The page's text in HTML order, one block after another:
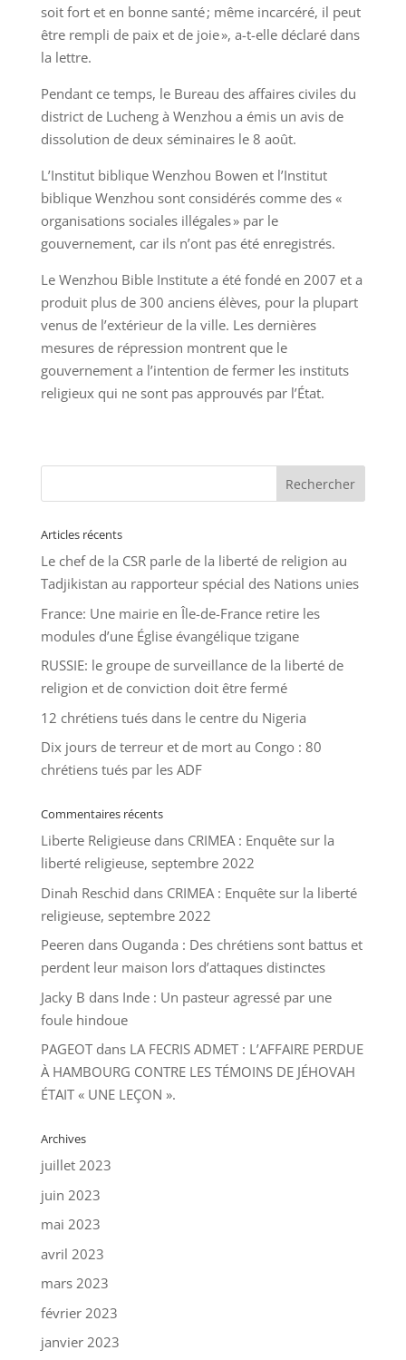
soit fort et en bonne santé ; même incarcéré, il peut
être rempli de paix et de joie », a-t-elle déclaré dans
la lettre.
Pendant ce temps, le Bureau des affaires civiles du
district de Lucheng à Wenzhou a émis un avis de
dissolution de deux séminaires le 8 août.
L’Institut biblique Wenzhou Bowen et l’Institut
biblique Wenzhou sont considérés comme des «
organisations sociales illégales » par le
gouvernement, car ils n’ont pas été enregistrés.
Le Wenzhou Bible Institute a été fondé en 2007 et a
produit plus de 300 anciens élèves, pour la plupart
venus de l’extérieur de la ville. Les dernières
mesures de répression montrent que le
gouvernement a l’intention de fermer les instituts
religieux qui ne sont pas approuvés par l’État.
Articles récents
Le chef de la CSR parle de la liberté de religion au
Tadjikistan au rapporteur spécial des Nations unies
France: Une mairie en Île-de-France retire les
modules d’une Église évangélique tzigane
RUSSIE: le groupe de surveillance de la liberté de
religion et de conviction doit être fermé
12 chrétiens tués dans le centre du Nigeria
Dix jours de terreur et de mort au Congo : 80
chrétiens tués par les ADF
Commentaires récents
Liberte Religieusedans CRIMEA : Enquête sur la
liberté religieuse, septembre 2022
Dinah Reschid dans CRIMEA : Enquête sur la liberté
religieuse, septembre 2022
Peeren dans Ouganda : Des chrétiens sont battus et
perdent leur maison lors d’attaques distinctes
Jacky B dans Inde : Un pasteur agressé par une
foule hindoue
PAGEOTdans LA FECRIS ADMET : L’AFFAIRE PERDUE
À HAMBOURG CONTRE LES TÉMOINS DE JÉHOVAH
ÉTAIT « UNE LEÇON ».
Archives
juillet 2023
juin 2023
mai 2023
avril 2023
mars 2023
février 2023
janvier 2023